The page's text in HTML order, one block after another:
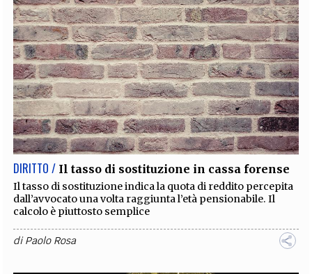
DIRITTO / Il tasso di sostituzione in cassa forense
Il tasso di sostituzione indica la quota di reddito percepita
dall’avvocato una volta raggiunta l’età pensionabile. Il
calcolo è piuttosto semplice
diPaolo Rosa